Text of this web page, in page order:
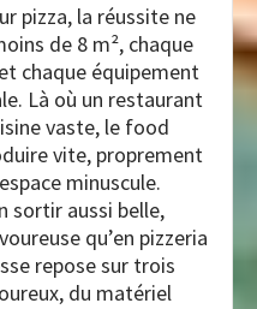
pizza, la réussite ne
de 8 m², chaque
chaque équipement
Là où un restaurant
vaste, le food
vite, proprement
minuscule.
sortir aussi belle,
qu’en pizzeria
repose sur trois
du matériel